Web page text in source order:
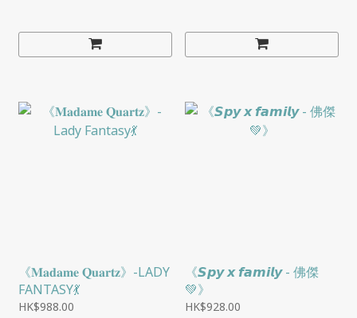
《𝐌𝐚𝐝𝐚𝐦𝐞 𝐐𝐮𝐚𝐫𝐭𝐳》-LADY
FANTASY💃
HK$988.00
《𝙎𝙥𝙮 𝙭 𝙛𝙖𝙢𝙞𝙡𝙮 - 佛傑
💚》
HK$928.00